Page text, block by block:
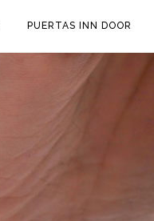
PUERTAS INN DOOR